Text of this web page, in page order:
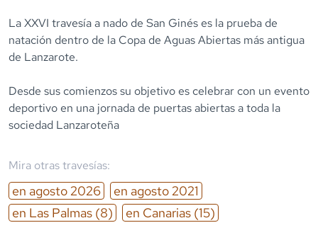
La XXVI travesía a nado de San Ginés es la prueba de
natación dentro de la Copa de Aguas Abiertas más antigua
de Lanzarote.
Desde sus comienzos su objetivo es celebrar con un evento
deportivo en una jornada de puertas abiertas a toda la
sociedad Lanzaroteña
Mira otras travesías:
en agosto 2026 en agosto 2021
en Las Palmas (8) en Canarias (15)